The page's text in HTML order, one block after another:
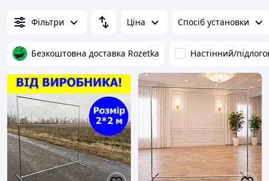
Фільтри Ціна Спосіб установки
Безкоштовна доставка Rozetka Настінний/